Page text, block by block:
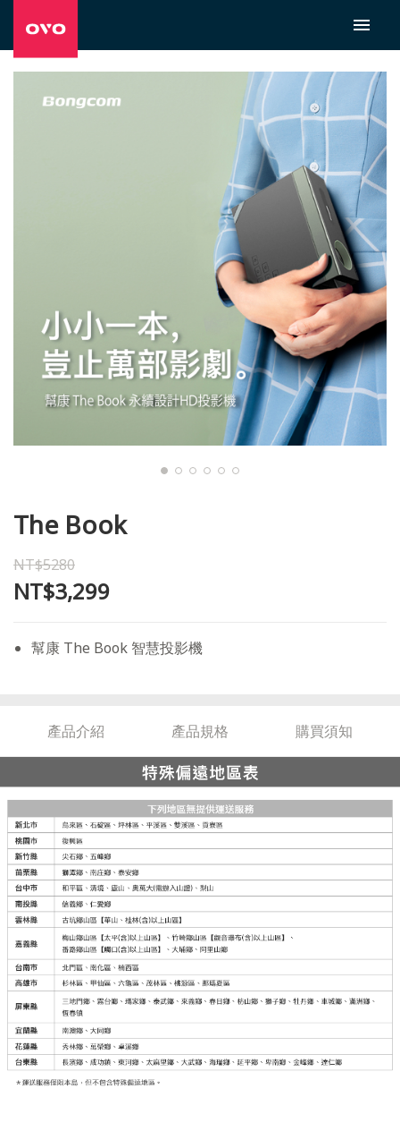
The Book
NT$5280
NT$3,299
幫康 The Book 智慧投影機
產品介紹 產品規格 購買須知